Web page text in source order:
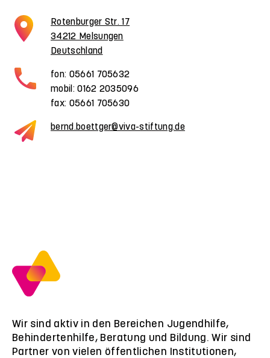
Rotenburger Str. 17
34212 Melsungen
Deutschland
fon: 05661 705632
mobil: 0162 2035096
fax: 05661 705630
bernd.boettger@viva-stiftung.de
Wir sind aktiv in den Bereichen Jugendhilfe,
Behindertenhilfe, Beratung und Bildung. Wir sind
Partner von vielen öffentlichen Institutionen,